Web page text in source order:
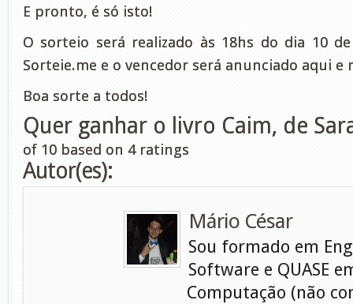
E pronto, é só isto!
O sorteio será realizado às 18hs do dia 10
Sorteie.me e o vencedor será anunciado aqui e
Boa sorte a todos!
Quer ganhar o livro Caim, de
of 10 based on 4ratings
Autor(es):
Mário César
Sou formado em
Software e QUASE
Computação (não